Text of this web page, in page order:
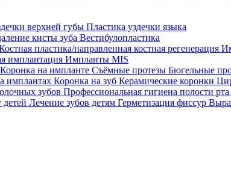
верхней губы Пластика уздечки языка
кисты зуба Вестибулопластика
пластика/направленная костная регенерация
имплантация Импланты MIS
Коронка на импланте Съёмные протезы Бюгельные
имплантах Коронка на зуб Керамические коронки
зубов Профессиональная гигиена полости рта
детей Лечение зубов детям Герметизация фиссур